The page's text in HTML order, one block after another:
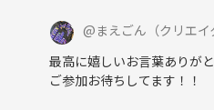
@まえごん （クリエイ
最高に嬉しいお言葉ありが
ご参加お待ちしてます！！